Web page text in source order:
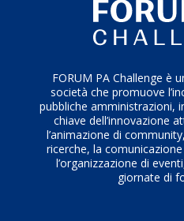
FORUM PA Challenge è
società che promuove
pubbliche amministrazioni,
chiave dell’innovazione
l’animazione di
ricerche, la
l’organizzazione di
giornate di